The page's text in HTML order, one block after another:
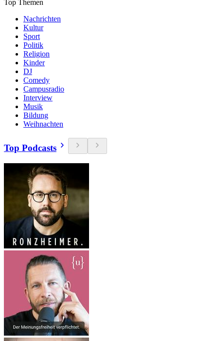
Top Themen
Nachrichten
Kultur
Sport
Politik
Religion
Kinder
DJ
Comedy
Campusradio
Interview
Musik
Bildung
Weihnachten
Top Podcasts